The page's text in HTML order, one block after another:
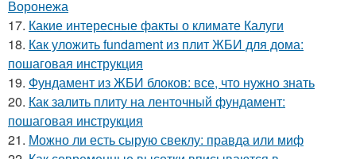
Воронежа
17. Какие интересные факты о климате Калуги
18. Как уложить fundament из плит ЖБИ для дома:
пошаговая инструкция
19. Фундамент из ЖБИ блоков: все, что нужно знать
20. Как залить плиту на ленточный фундамент:
пошаговая инструкция
21. Можно ли есть сырую свеклу: правда или миф